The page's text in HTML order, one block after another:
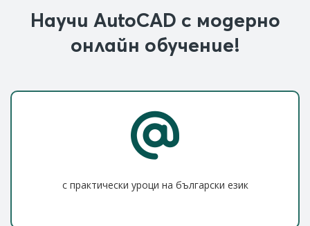
Научи AutoCAD с модерно
онлайн обучение!
с практически уроци на български език